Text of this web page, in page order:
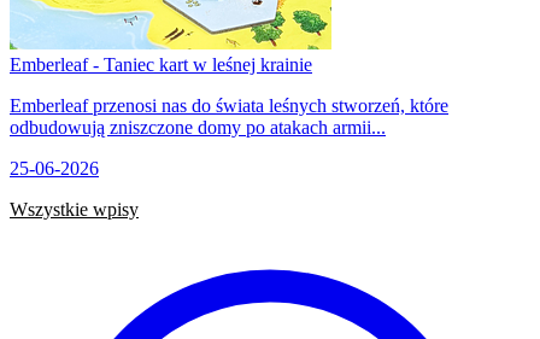
Emberleaf - Taniec kart w leśnej krainie
Emberleaf przenosi nas do świata leśnych stworzeń, które
odbudowują zniszczone domy po atakach armii...
25-06-2026
Wszystkie wpisy